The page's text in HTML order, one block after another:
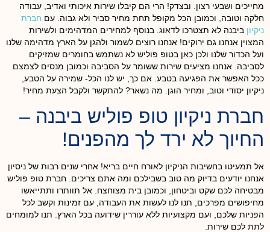
מחייכים ושבעי רצון. ובצדק! הרי הם קיבלו שירות איכותי ואדיב, עבודה
חלקה וטובה, וכמובן הכל מקופל תחת מחיר סביר ולא גבוה. עם חברת
ניקיון ביבנה לא תצטרכו לדאוג. בנוסף למחירים המדהימים ולשירות
המצוין אנחנו גם ירוקים! אנחנו רוצים לשמור ולהגן על הארץ מדהימה שלנו
ועל הכדור שלנו ולכן כאן בטופ פוליש לא נשתמש בחומרים שמזיקים
לסביבה. אנחנו מציעים שירות ששומר על הסביבה וכמובן מנסים לצמצם
ככל האפשר את הפגיעה בטבע. אם כך, יש לנו הכל- שמירה על הטבע,
ניקיון יסודי וטוב, ומחיר הוגן. מה נשאר? להתקשר ולקבל הצעת מחיר!
חברת ניקיון טופ פוליש ביבנה –
החיוך לא ירד לך מהפנים!
אל תמעיטו בחשיבות הניקיון לאורח חיים בריא! אחרי שנים רבות של ניסיון
אנחנו יודעים בדיוק מה טוב בשבילכם ומה אתם צריכים. חברת טופ פוליש
מבטיחה לכם שקט וביטחון, וכמובן בית מצוחצח. אל תוותרו ותתייאשו
מחיפושים מפרכים, תנו לנו לעשות את העבודה, עם זמינות וקשב לכל
הפניות שלכם, ועם מקצועיות ללא עוררין שידועה בכל הארץ. תנו למומחים
לתת לכם שירות.